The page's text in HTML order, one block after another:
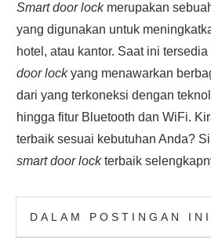
Smart door lock merupakan
yang digunakan untuk
hotel, atau kantor. Saat ini
door lockyang menawarkan
dari yang terkoneksi dengan
hingga fitur Bluetooth dan WiFi.
terbaik sesuai kebutuhan Anda?
smart door lockterbaik
DALAM POSTINGAN